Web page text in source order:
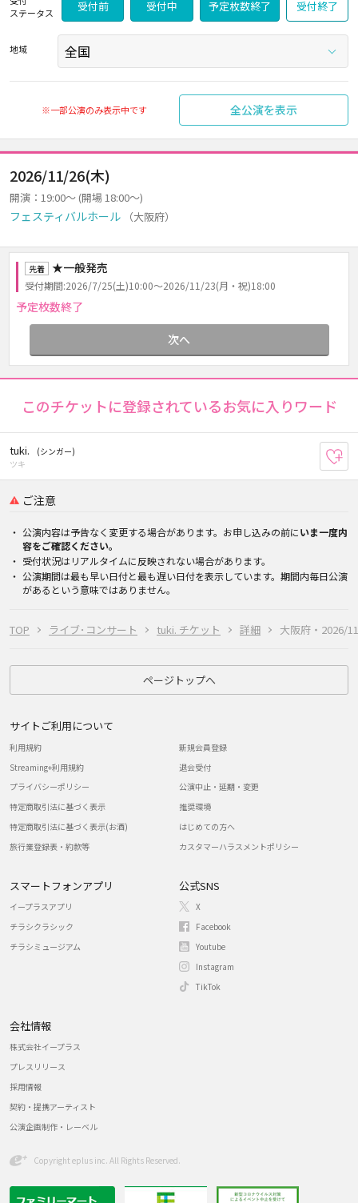
TOP ライブ･コンサート tuki. チケット 詳細 大阪府・2026/
ステータス
受付前 受付中 予定枚数終了 受付終了
地域
※一部公演のみ表示中です 全公演を表示
2026/11/26(木)
開演：19:00～ (開場 18:00～)
フェスティバルホール （大阪府）
先着 ★一般発売
受付期間:2026/7/25(土)10:00～2026/11/23(月・祝)18:00
予定枚数終了
次へ
このチケットに登録されているお気に入りワード
tuki.
(シンガー)
ツキ
ご注意
公演内容は予告なく変更する場合があります。お申し込みの前にいま一度内
容をご確認ください。
受付状況はリアルタイムに反映されない場合があります。
公演期間は最も早い日付と最も遅い日付を表示しています。期間内毎日公演
があるという意味ではありません。
ページトップへ
サイトご利用について
利用規約
Streaming+利用規約
プライバシーポリシー
特定商取引法に基づく表示
特定商取引法に基づく表示(お酒)
旅行業登録表・約款等
新規会員登録
退会受付
公演中止・延期・変更
推奨環境
はじめての方へ
カスタマーハラスメントポリシー
スマートフォンアプリ
イープラスアプリ
チラシクラシック
チラシミュージアム
公式SNS
X
Facebook
Youtube
Instagram
TikTok
会社情報
株式会社イープラス
プレスリリース
採用情報
契約・提携アーティスト
公演企画制作・レーベル
Copyright eplus inc. All Rights Reserved.